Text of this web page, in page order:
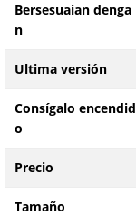
Bersesuaian denga
n
Ultima versión
Consígalo encendid
o
Precio
Tamaño